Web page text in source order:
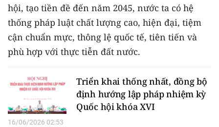
Media Môi trường
Ảnh
Infographic
TIN MỚI
TIN ĐỊA PHƯƠNG
hội, tạo tiền đề đến năm 2045, nước ta có hệ
thống pháp luật chất lượng cao, hiện đại, tiệm
cận chuẩn mực, thông lệ quốc tế, tiên tiến và
phù hợp với thực tiễn đất nước.
Triển khai thống nhất, đồng bộ
định hướng lập pháp nhiệm kỳ
Quốc hội khóa XVI
16/06/2026 02:53